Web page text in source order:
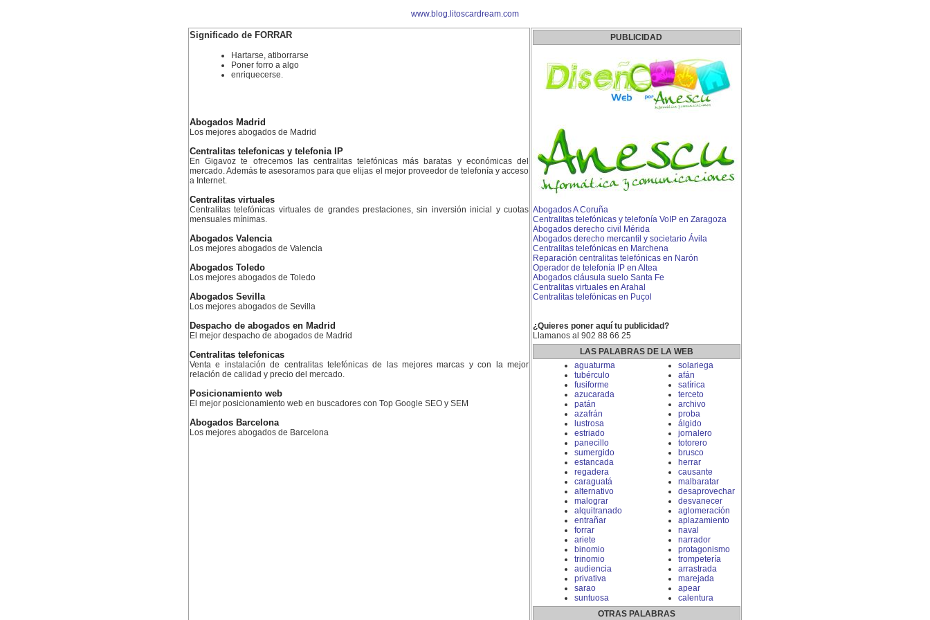
www.blog.litoscardream.com
Significado de FORRAR
Hartarse, atiborrarse
Poner forro a algo
enriquecerse.
Abogados Madrid
Los mejores abogados de Madrid
Centralitas telefonicas y telefonia IP
En Gigavoz te ofrecemos las centralitas telefónicas más baratas y económicas del
mercado. Además te asesoramos para que elijas el mejor proveedor de telefonía y acceso
a Internet.
Centralitas virtuales
Centralitas telefónicas virtuales de grandes prestaciones, sin inversión inicial y cuotas
mensuales mínimas.
Abogados Valencia
Los mejores abogados de Valencia
Abogados Toledo
Los mejores abogados de Toledo
Abogados Sevilla
Los mejores abogados de Sevilla
Despacho de abogados en Madrid
El mejor despacho de abogados de Madrid
Centralitas telefonicas
Venta e instalación de centralitas telefónicas de las mejores marcas y con la mejor
relación de calidad y precio del mercado.
Posicionamiento web
El mejor posicionamiento web en buscadores con Top Google SEO y SEM
Abogados Barcelona
Los mejores abogados de Barcelona
PUBLICIDAD
Abogados A Coruña
Centralitas telefónicas y telefonía VoIP en Zaragoza
Abogados derecho civil Mérida
Abogados derecho mercantil y societario Ávila
Centralitas telefónicas en Marchena
Reparación centralitas telefónicas en Narón
Operador de telefonía IP en Altea
Abogados cláusula suelo Santa Fe
Centralitas virtuales en Arahal
Centralitas telefónicas en Puçol
¿Quieres poner aquí tu publicidad?
Llamanos al 902 88 66 25
LAS PALABRAS DE LA WEB
aguaturma
tubérculo
fusiforme
azucarada
patán
azafrán
lustrosa
estriado
panecillo
sumergido
estancada
regadera
caraguatá
alternativo
malograr
alquitranado
entrañar
forrar
ariete
binomio
trinomio
audiencia
privativa
sarao
suntuosa
solariega
afán
satírica
terceto
archivo
proba
álgido
jornalero
totorero
brusco
herrar
causante
malbaratar
desaprovechar
desvanecer
aglomeración
aplazamiento
naval
narrador
protagonismo
trompetería
arrastrada
marejada
apear
calentura
OTRAS PALABRAS